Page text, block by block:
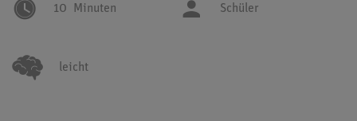
10 Minuten Schüler
leicht